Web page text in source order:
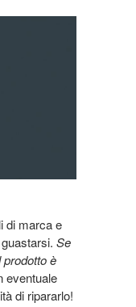
di marca e
Se
è
eventuale
di ripararlo!